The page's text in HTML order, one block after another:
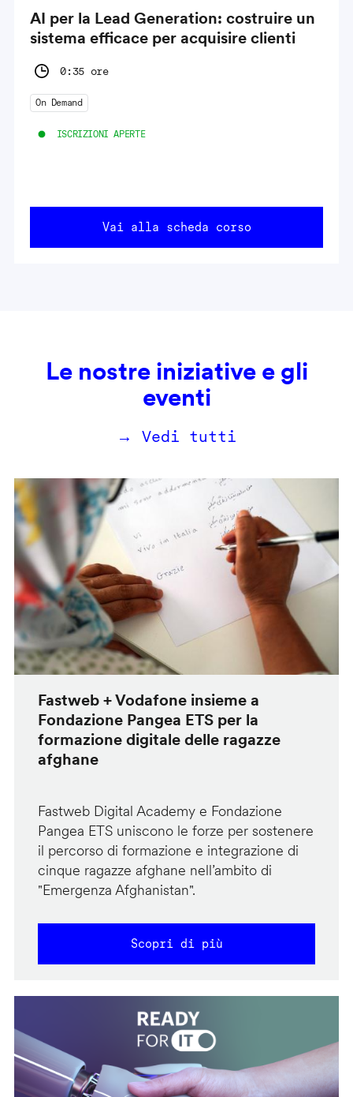
AI per la Lead Generation: costruire un
sistema efficace per acquisire clienti
0:35 ore
On Demand
ISCRIZIONI APERTE
Vai alla scheda corso
Le nostre iniziative e gli
eventi
→ Vedi tutti
Fastweb + Vodafone insieme a
Fondazione Pangea ETS per la
formazione digitale delle ragazze
afghane
Fastweb Digital Academy e Fondazione
Pangea ETS uniscono le forze per sostenere
il percorso di formazione e integrazione di
cinque ragazze afghane nell’ambito di
"Emergenza Afghanistan".
Scopri di più